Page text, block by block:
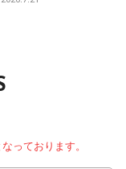
っております。